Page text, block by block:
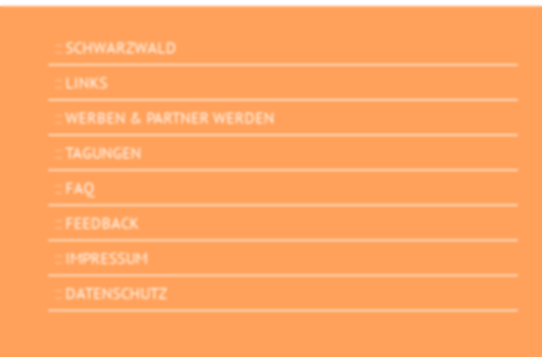
SCHWARZWALD
LINKS
WERBEN & PARTNER WERDEN
TAGUNGEN
FAQ
FEEDBACK
IMPRESSUM
DATENSCHUTZ